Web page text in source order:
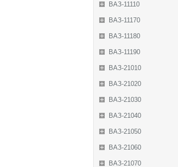
ВАЗ-11110
ВАЗ-11170
ВАЗ-11180
ВАЗ-11190
ВАЗ-21010
ВАЗ-21020
ВАЗ-21030
ВАЗ-21040
ВАЗ-21050
ВАЗ-21060
ВАЗ-21070